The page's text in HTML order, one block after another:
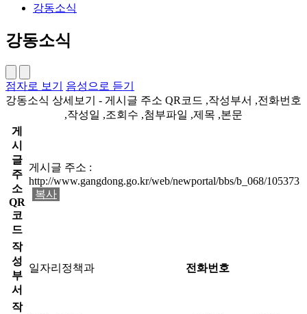
강동소식
강동소식
점자로 보기
음성으로 듣기
강동소식 상세보기 - 게시글 주소 QR코드 ,작성부서 ,전화번호
,작성일 ,조회수 ,첨부파일 ,제목 ,본문
게
시
글
주
소
QR
코
드
게시글 주소 :
http://www.gangdong.go.kr/web/newportal/bbs/b_068/105373
복사
작
성
부
서
일자리정책과 전화번호
작